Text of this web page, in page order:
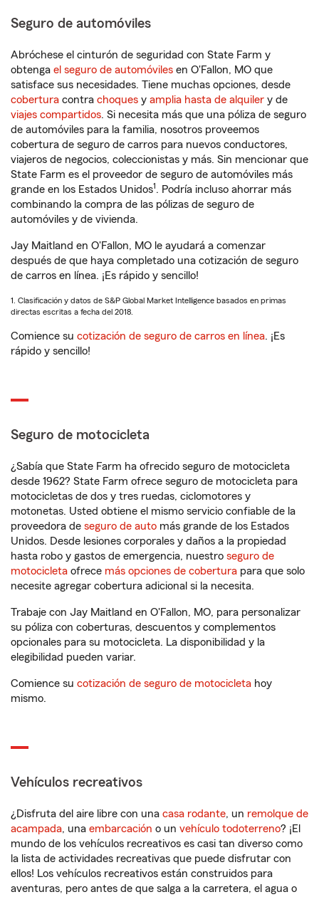
Seguro de automóviles
Abróchese el cinturón de seguridad con State Farm y
obtenga el seguro de automóviles en O'Fallon, MO que
satisface sus necesidades. Tiene muchas opciones, desde
cobertura contra choques y amplia hasta de alquiler y de
viajes compartidos. Si necesita más que una póliza de seguro
de automóviles para la familia, nosotros proveemos
cobertura de seguro de carros para nuevos conductores,
viajeros de negocios, coleccionistas y más. Sin mencionar que
State Farm es el proveedor de seguro de automóviles más
grande en los Estados Unidos1. Podría incluso ahorrar más
combinando la compra de las pólizas de seguro de
automóviles y de vivienda.
Jay Maitland en O'Fallon, MO le ayudará a comenzar
después de que haya completado una cotización de seguro
de carros en línea. ¡Es rápido y sencillo!
1. Clasificación y datos de S&P Global Market Intelligence basados en primas
directas escritas a fecha del 2018.
Comience su cotización de seguro de carros en línea. ¡Es
rápido y sencillo!
Seguro de motocicleta
¿Sabía que State Farm ha ofrecido seguro de motocicleta
desde 1962? State Farm ofrece seguro de motocicleta para
motocicletas de dos y tres ruedas, ciclomotores y
motonetas. Usted obtiene el mismo servicio confiable de la
proveedora de seguro de auto más grande de los Estados
Unidos. Desde lesiones corporales y daños a la propiedad
hasta robo y gastos de emergencia, nuestro seguro de
motocicleta ofrece más opciones de cobertura para que solo
necesite agregar cobertura adicional si la necesita.
Trabaje con Jay Maitland en O'Fallon, MO, para personalizar
su póliza con coberturas, descuentos y complementos
opcionales para su motocicleta. La disponibilidad y la
elegibilidad pueden variar.
Comience su cotización de seguro de motocicleta hoy
mismo.
Vehículos recreativos
¿Disfruta del aire libre con una casa rodante, un remolque de
acampada, una embarcación o un vehículo todoterreno? ¡El
mundo de los vehículos recreativos es casi tan diverso como
la lista de actividades recreativas que puede disfrutar con
ellos! Los vehículos recreativos están construidos para
aventuras, pero antes de que salga a la carretera, el agua o